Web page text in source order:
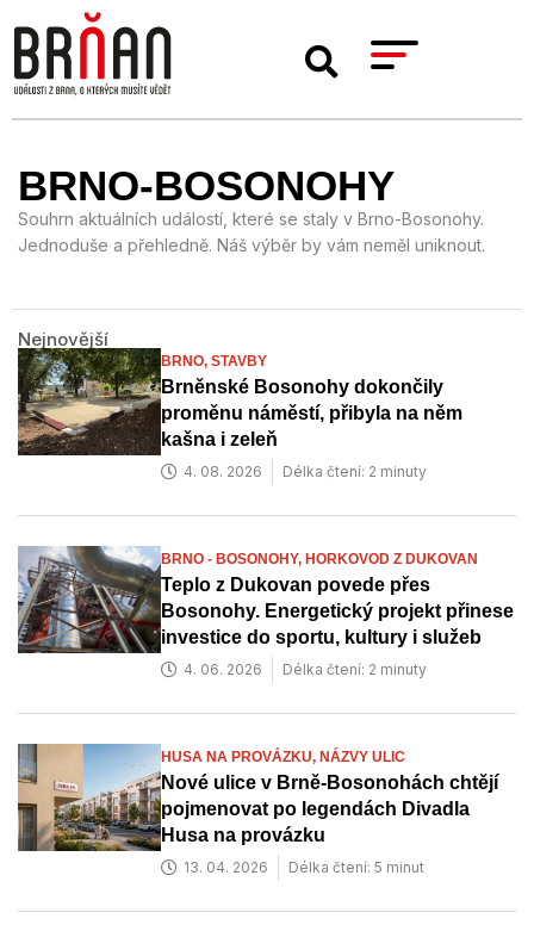
BRNO-BOSONOHY
Souhrn aktuálních událostí, které se staly v Brno-Bosonohy.
Jednoduše a přehledně. Náš výběr by vám neměl uniknout.
Nejnovější
BRNO, STAVBY
Brněnské Bosonohy dokončily
proměnu náměstí, přibyla na něm
kašna i zeleň
4. 08. 2026 Délka čtení: 2 minuty
BRNO - BOSONOHY, HORKOVOD Z DUKOVAN
Teplo z Dukovan povede přes
Bosonohy. Energetický projekt přinese
investice do sportu, kultury i služeb
4. 06. 2026 Délka čtení: 2 minuty
HUSA NA PROVÁZKU, NÁZVY ULIC
Nové ulice v Brně-Bosonohách chtějí
pojmenovat po legendách Divadla
Husa na provázku
13. 04. 2026 Délka čtení: 5 minut